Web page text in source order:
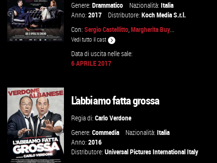
VAI ALLA SCHEDA
Genere:Drammatico Nazionalità:Italia
Anno:2017 Distributore:Koch Media S.r.l.
Con:Sergio Castellitto,Margherita Buy...
Vedi tutto il cast
Data di uscita nelle sale:
6 APRILE 2017
L'abbiamo fatta grossa
Regia di:Carlo Verdone
Genere:Commedia Nazionalità:Italia
Anno:2016
Distributore:Universal Pictures International Italy